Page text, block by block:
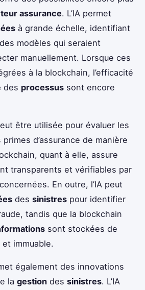
assurance. L’IA permet
à grande échelle, identifiant
modèles qui seraient
manuellement. Lorsque ces
à la blockchain, l’efficacité
des processus sont encore
être utilisée pour évaluer les
d’assurance de manière
quant à elle, assure
transparents et vérifiables par
En outre, l’IA peut
des sinistres pour identifier
tandis que la blockchain
sont stockées de
immuable.
également des innovations
la gestion des sinistres. L’IA